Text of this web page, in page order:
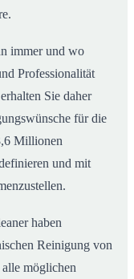
immer und wo
Professionalität
Sie daher
für die
Millionen
und mit
haben
Reinigung von
möglichen